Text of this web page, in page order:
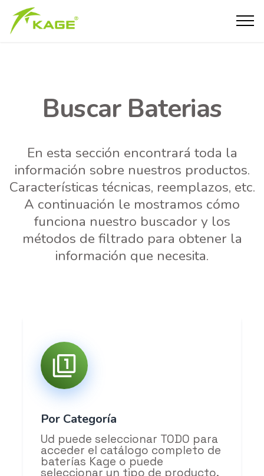
Buscar Baterias
En esta sección encontrará toda la
información sobre nuestros productos.
Características técnicas, reemplazos, etc.
A continuación le mostramos cómo
funciona nuestro buscador y los
métodos de filtrado para obtener la
información que necesita.
Por Categoría
Ud puede seleccionar TODO para
acceder el catálogo completo de
baterías Kage o puede
seleccionar un tipo de producto.